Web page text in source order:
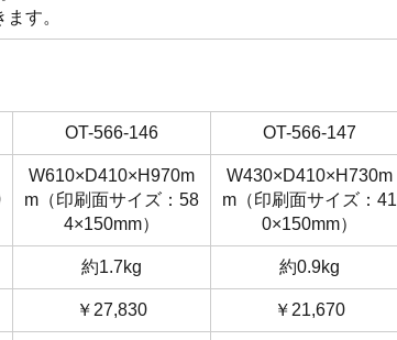
す。
OT-566-146 OT-566-147
W610×D410×H970m
m（印刷面サイズ：58
4×150mm）
W430×D410×H730m
m（印刷面サイズ：41
0×150mm）
約1.7kg 約0.9kg
￥27,830 ￥21,670